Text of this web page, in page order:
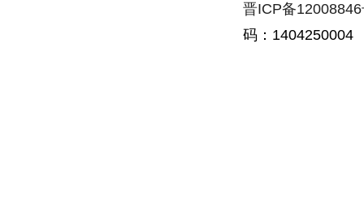
晋ICP备
码：1404250004